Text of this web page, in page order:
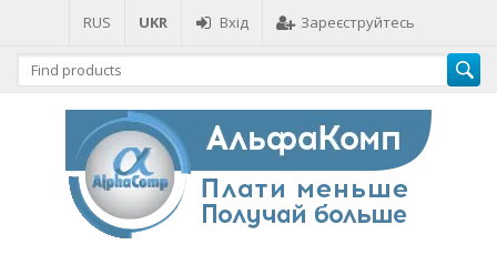
RUS UKR Вхід Зареєструйтесь